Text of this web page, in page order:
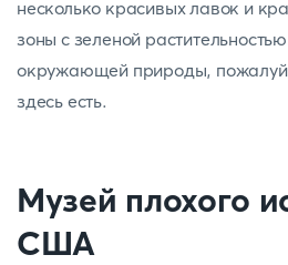
несколько красивых лавок и
зоны с зеленой
окружающей природы,
здесь есть.
Музей плохого
США